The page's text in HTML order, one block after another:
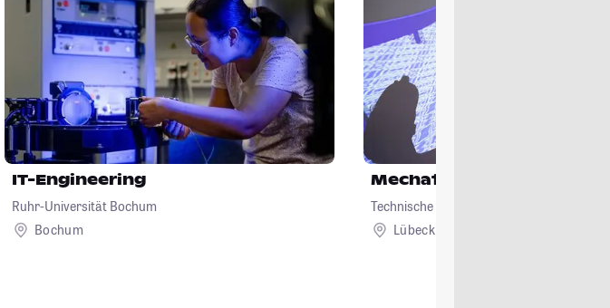
IT-Engineering
Ruhr-Universität Bochum
Bochum
Mechatronik
Technische Hochschule Lübeck
Lübeck